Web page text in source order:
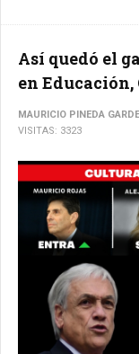
Así quedó el
en
MAURICIO PINEDA
VISITAS: 3323